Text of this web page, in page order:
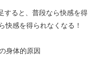
すると、普段なら快感を得
快感を得られなくなる！
身体的原因